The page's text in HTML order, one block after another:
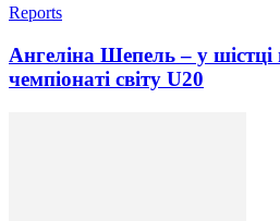
Reports
Ангеліна Шепель – у
чемпіонаті світу U20